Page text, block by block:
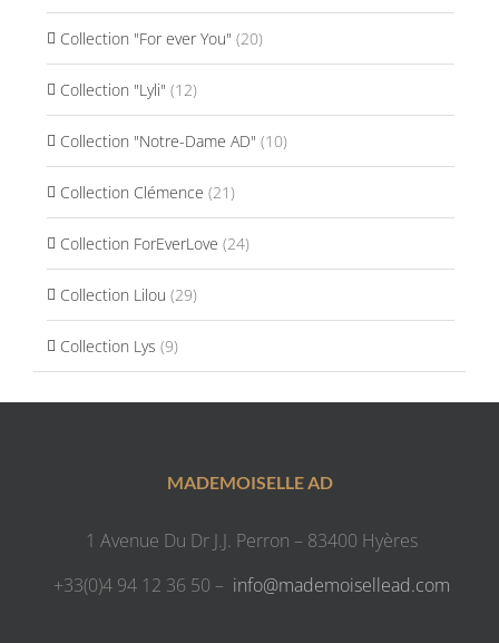
Collection "For ever You" (20)
Collection "Lyli" (12)
Collection "Notre-Dame AD" (10)
Collection Clémence (21)
Collection ForEverLove (24)
Collection Lilou (29)
Collection Lys (9)
MADEMOISELLE AD
1 Avenue Du Dr J.J. Perron – 83400 Hyères
+33(0)4 94 12 36 50 – info@mademoisellead.com